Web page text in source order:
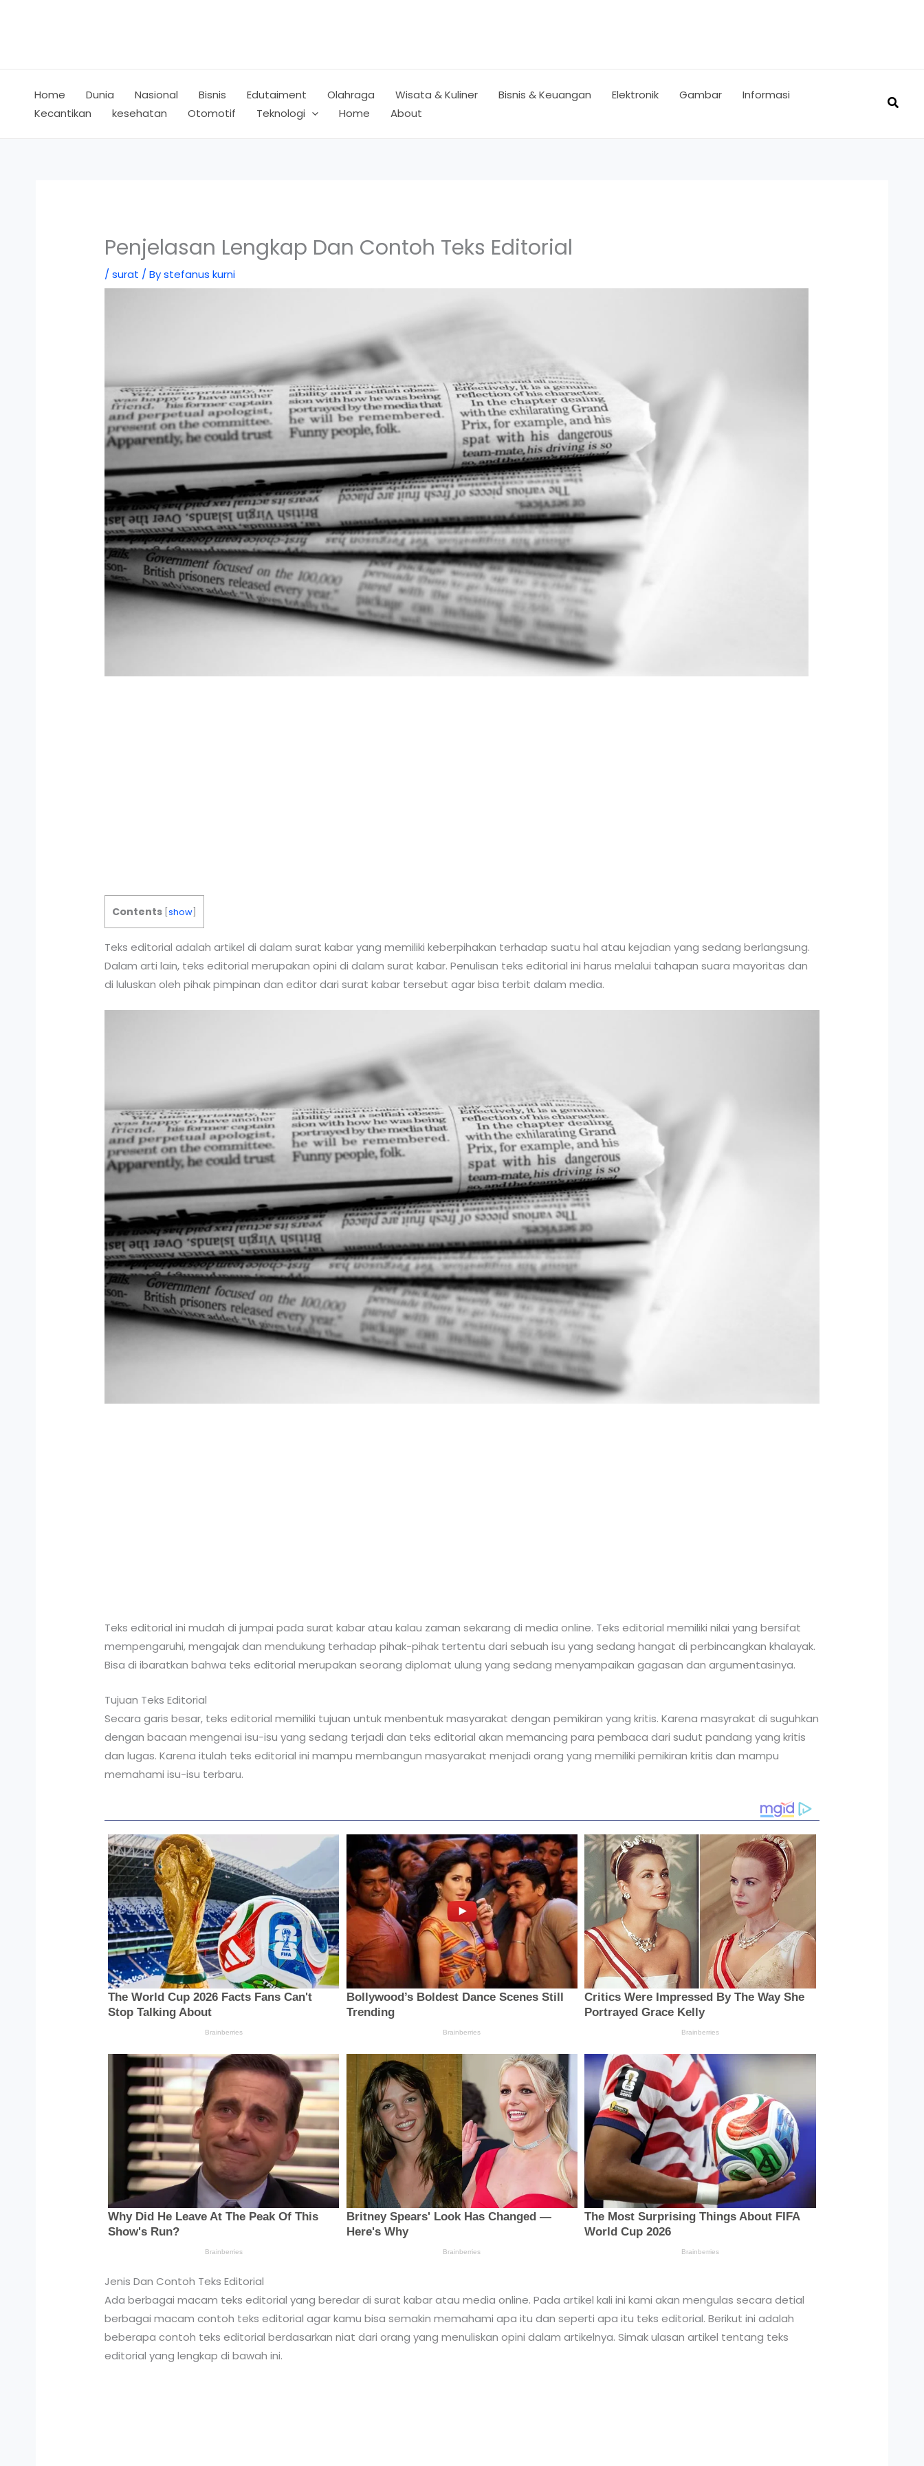
Home Dunia Nasional Bisnis Edutaiment Olahraga Wisata & Kuliner Bisnis & Keuangan Elektronik Gambar
Informasi
Kecantikan
kesehatan Otomotif Teknologi Home About
Penjelasan Lengkap Dan Contoh Teks Editorial
/surat / Bystefanus kurni
Contents [show
Teks editorial adalah artikel di dalam surat kabar yang memiliki keberpihakan terhadap suatu hal atau kejadian yang sedang berlangsung.
Dalam arti lain, teks editorial merupakan opini di dalam surat kabar. Penulisan teks editorial ini harus melalui tahapan suara mayoritas dan
di luluskan oleh pihak pimpinan dan editor dari surat kabar tersebut agar bisa terbit dalam media.
Teks editorial ini mudah di jumpai pada surat kabar atau kalau zaman sekarang di media online. Teks editorial memiliki nilai yang bersifat
mempengaruhi, mengajak dan mendukung terhadap pihak-pihak tertentu dari sebuah isu yang sedang hangat di perbincangkan khalayak.
Bisa di ibaratkan bahwa teks editorial merupakan seorang diplomat ulung yang sedang menyampaikan gagasan dan argumentasinya.
Tujuan Teks Editorial
Secara garis besar, teks editorial memiliki tujuan untuk menbentuk masyarakat dengan pemikiran yang kritis. Karena masyrakat di suguhkan
dengan bacaan mengenai isu-isu yang sedang terjadi dan teks editorial akan memancing para pembaca dari sudut pandang yang kritis
dan lugas. Karena itulah teks editorial ini mampu membangun masyarakat menjadi orang yang memiliki pemikiran kritis dan mampu
memahami isu-isu terbaru.
Jenis Dan Contoh Teks Editorial
Ada berbagai macam teks editorial yang beredar di surat kabar atau media online. Pada artikel kali ini kami akan mengulas secara detial
berbagai macam contoh teks editorial agar kamu bisa semakin memahami apa itu dan seperti apa itu teks editorial. Berikut ini adalah
beberapa contoh teks editorial berdasarkan niat dari orang yang menuliskan opini dalam artikelnya. Simak ulasan artikel tentang teks
editorial yang lengkap di bawah ini.